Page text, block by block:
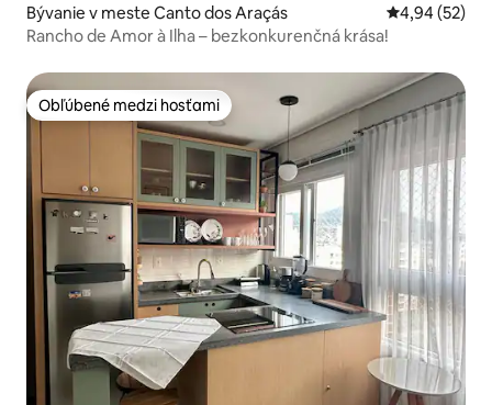
Bývanie v meste Canto dos Araçás Priemerné
4,94 (52)
Rancho de Amor à Ilha – bezkonkurenčná krása!
Obľúbené medzi hosťami
Obľúbené medzi hosťami